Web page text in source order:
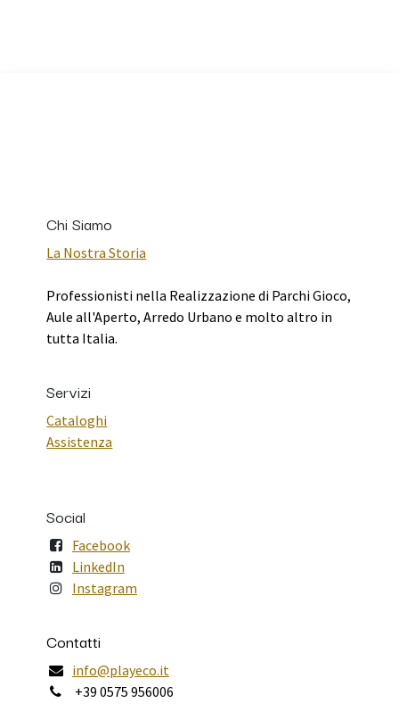
Chi Siamo
La Nostra Storia
Professionisti nella Realizzazione di Parchi Gioco,
Aule all'Aperto, Arredo Urbano e molto altro in
tutta Italia.
Servizi
Cataloghi
Assistenza
Social
Facebook
LinkedIn
Instagram
Contatti
info@playeco.it
+39 0575 956006